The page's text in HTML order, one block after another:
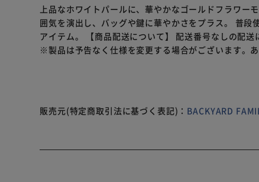
上品なホワイトパールに、華やかなゴールドフラワー
囲気を演出し、バッグや鍵に華やかさをプラス。 普段
アイテム。 【商品配送について】 配送番号なしの配送
※製品は予告なく仕様を変更する場合がございます。
販売元(特定商取引法に基づく表記)： BACKYARD